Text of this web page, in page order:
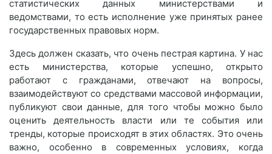
статистических данных министерствами и
ведомствами, то есть исполнение уже принятых ранее
государственных правовых норм.
Здесь должен сказать, что очень пестрая картина. У нас
есть министерства, которые успешно, открыто
работают с гражданами, отвечают на вопросы,
взаимодействуют со средствами массовой информации,
публикуют свои данные, для того чтобы можно было
оценить деятельность власти или те события или
тренды, которые происходят в этих областях. Это очень
важно, особенно в современных условиях, когда